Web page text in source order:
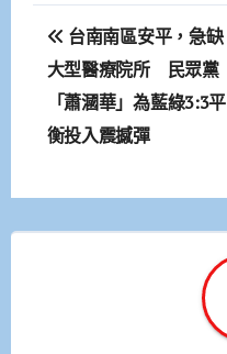
文
章
導
覽
台南南區安平，急缺
大型醫療院所 民眾黨
「蕭漍華」為藍綠3:3平
衡投入震撼彈